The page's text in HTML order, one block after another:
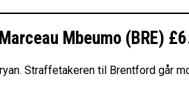
Mbeumo (BRE)
Straffetakeren til Brentford går